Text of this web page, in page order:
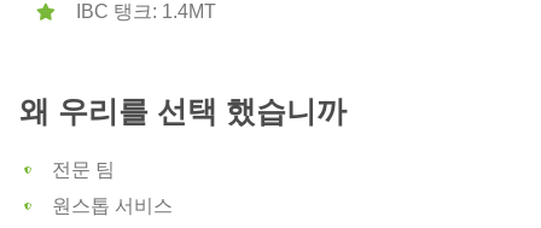
IBC 탱크: 1.4MT
왜 우리를 선택 했습니까
전문 팀
원스톱 서비스